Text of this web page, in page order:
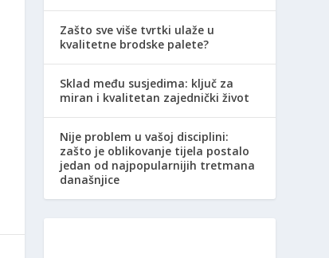
Zašto sve više tvrtki ulaže u
kvalitetne brodske palete?
Sklad među susjedima: ključ za
miran i kvalitetan zajednički život
Nije problem u vašoj disciplini:
zašto je oblikovanje tijela postalo
jedan od najpopularnijih tretmana
današnjice